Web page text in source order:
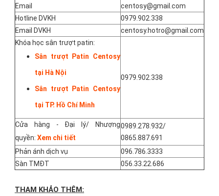
Email
centosy@gmail.com
Hotline DVKH
0979.902.338
Email DVKH
centosy.hotro@gmail.com
Khóa học sân trượt patin:
Sân trượt Patin Centosy
tại Hà Nội
Sân trượt Patin Centosy
tại TP. Hồ Chí Minh
0979.902.338
Cửa hàng - Đại lý/ Nhượng
quyền: Xem chi tiết
0989.278.932/
0865.887.691
Phản ánh dịch vụ
096.786.3333
Sàn TMĐT
056.33.22.686
THAM KHẢO THÊM: